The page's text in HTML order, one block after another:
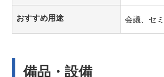
おすすめ用途 会議、セ
備品・設備